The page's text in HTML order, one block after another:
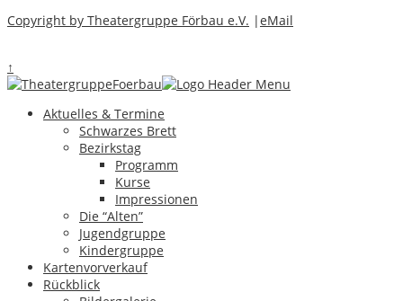
Copyright by Theatergruppe Förbau e.V. |eMail
↑
Aktuelles & Termine
Schwarzes Brett
Bezirkstag
Programm
Kurse
Impressionen
Die “Alten”
Jugendgruppe
Kindergruppe
Kartenvorverkauf
Rückblick